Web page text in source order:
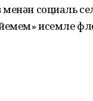
социаль
исемле